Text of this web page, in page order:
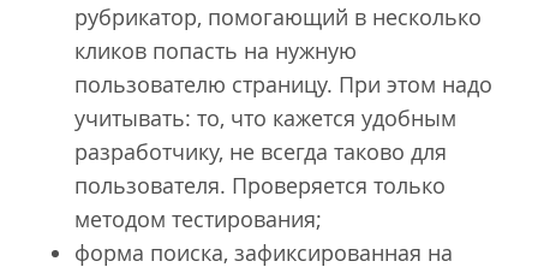
рубрикатор, помогающий в несколько
кликов попасть на нужную
пользователю страницу. При этом надо
учитывать: то, что кажется удобным
разработчику, не всегда таково для
пользователя. Проверяется только
методом тестирования;
форма поиска, зафиксированная на